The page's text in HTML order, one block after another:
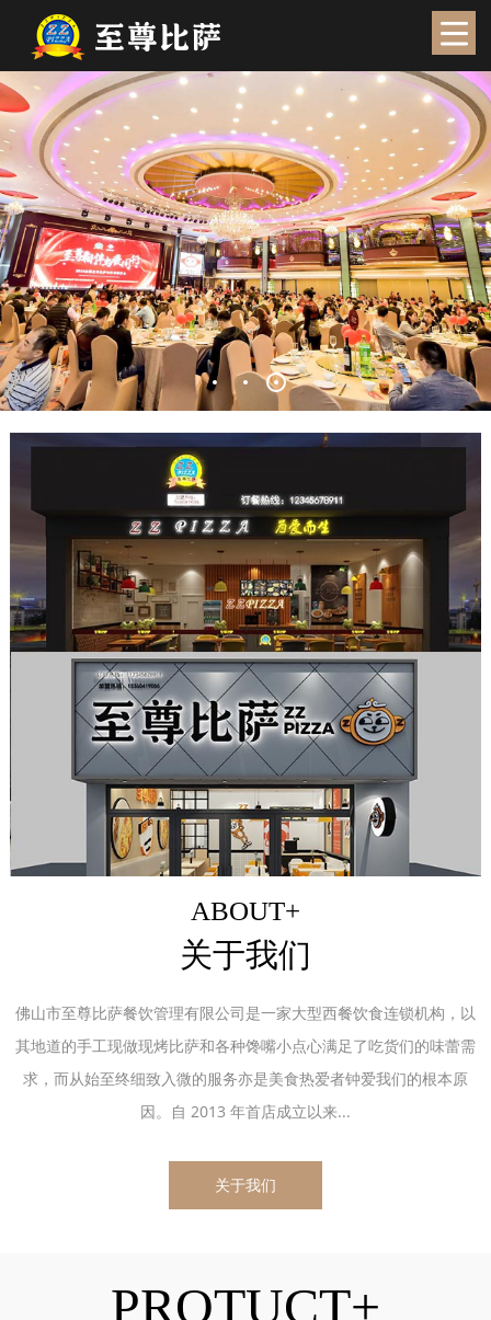
ABOUT+
关于我们
佛山市至尊比萨餐饮管理有限公司是一家大型西餐饮食连锁机构，以
其地道的手工现做现烤比萨和各种馋嘴小点心满足了吃货们的味蕾需
求，而从始至终细致入微的服务亦是美食热爱者钟爱我们的根本原
因。自 2013 年首店成立以来...
关于我们
PROTUCT+